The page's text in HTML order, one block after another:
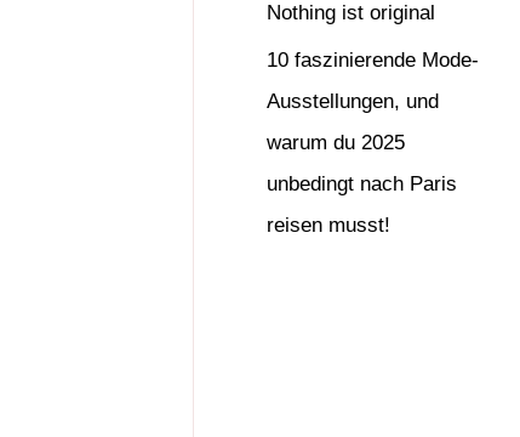
Nothing ist original
10 faszinierende Mode-
Ausstellungen, und
warum du 2025
unbedingt nach Paris
reisen musst!